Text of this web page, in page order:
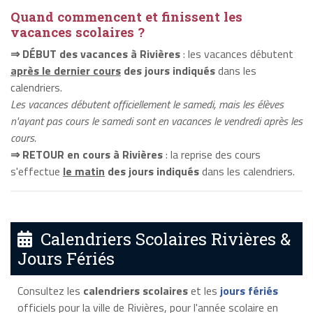
Quand commencent et finissent les
vacances scolaires ?
⇒ DÉBUT des vacances à Rivières: les vacances débutent
après le dernier cours des jours indiquésdans les
calendriers.
Les vacances débutent officiellement le samedi, mais les élèves
n'ayant pas cours le samedi sont en vacances le vendredi après les
cours.
⇒ RETOUR en cours à Rivières: la reprise des cours
s'effectue le matin des jours indiquésdans les calendriers.
Calendriers Scolaires Rivières &
Jours Fériés
Consultez les calendriers scolaireset les jours fériés
officiels pour la ville de Rivières, pour l'année scolaire en